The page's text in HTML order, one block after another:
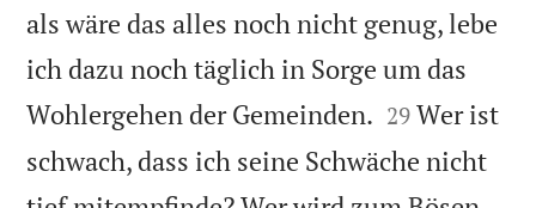
als wäre das alles noch nicht genug, lebe
ich dazu noch täglich in Sorge um das
Wohlergehen der Gemeinden. 

29 Wer ist
schwach, dass ich seine Schwäche nicht